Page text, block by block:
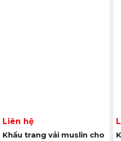
Liên hệ
Khẩu trang vải muslin cho